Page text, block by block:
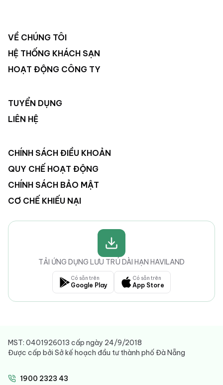
VỀ CHÚNG TÔI
HỆ THỐNG KHÁCH SẠN
HOẠT ĐỘNG CÔNG TY
TUYỂN DỤNG
LIÊN HỆ
CHÍNH SÁCH ĐIỀU KHOẢN
QUY CHẾ HOẠT ĐỘNG
CHÍNH SÁCH BẢO MẬT
CƠ CHẾ KHIẾU NẠI
TẢI ỨNG DỤNG LƯU TRÚ DÀI HẠN HAVILAND
Có sẵn trên
Google Play
Có sẵn trên
App Store
MST: 0401926013 cấp ngày 24/9/2018
Được cấp bởi Sở kế hoạch đầu tư thành phố Đà Nẵng
1900 2323 43